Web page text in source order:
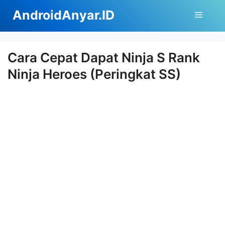
isi
AndroidAnyar.ID Menu
Cara Cepat Dapat Ninja S Rank
Ninja Heroes (Peringkat SS)